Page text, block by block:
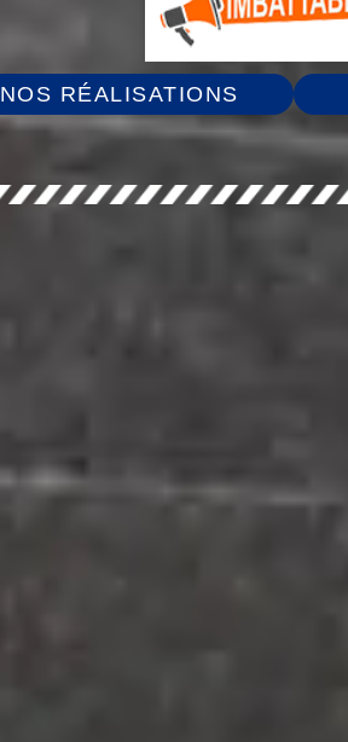
NOS RÉALISATIONS